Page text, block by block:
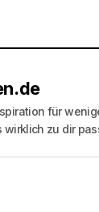
für
wirklich zu dir